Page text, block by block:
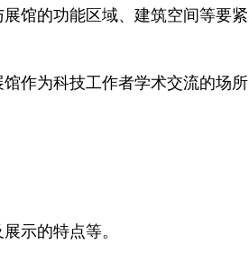
的功能区域、建筑空间等要
作为科技工作者学术交流的场
示的特点等。